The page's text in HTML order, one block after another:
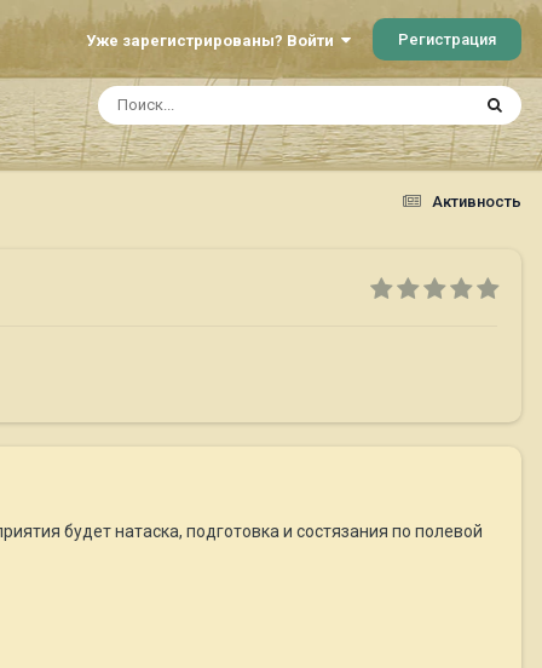
Уже зарегистрированы? Войти Регистрация
Активность
будет натаска, подготовка и состязания по полевой